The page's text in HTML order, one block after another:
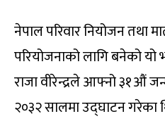
नेपाल परिवार नियोजन तथा
परियोजनाको लागि बनेको
राजा वीरेन्द्रले आफ्नो ३१औं
२०३२ सालमा उद्घाटन गरेका